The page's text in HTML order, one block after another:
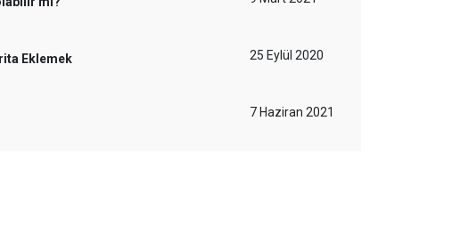
Eklemek
25 Eylül 2020
7 Haziran 2021